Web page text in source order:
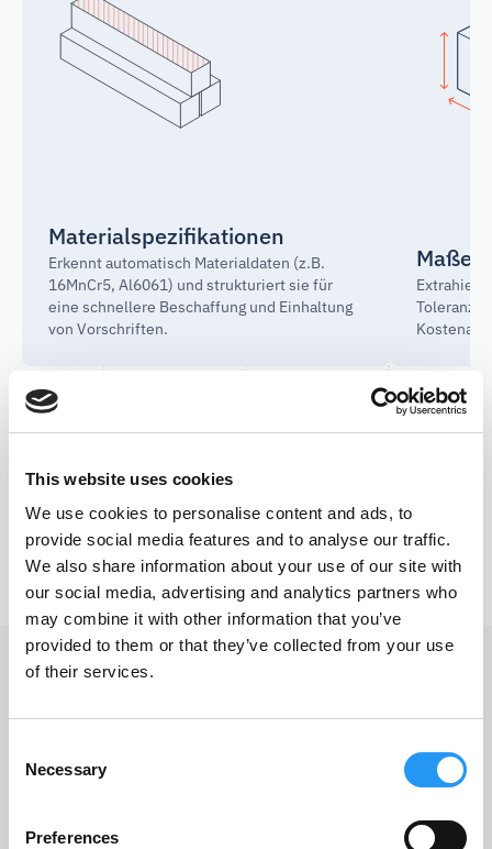
This website uses cookies
We use cookies to personalise content and ads, to
provide social media features and to analyse our traffic.
We also share information about your use of our site with
our social media, advertising and analytics partners who
may combine it with other information that you’ve
provided to them or that they’ve collected from your use
of their services.
Selection
Necessary
Preferences
Materialspezifikationen
Erkennt automatisch Materialdaten (z.B.
16MnCr5, Al6061) und strukturiert sie für
eine schnellere Beschaffung und Einhaltung
von Vorschriften.
Maße
Extrahiert
Wie senkt PartSpace AI die
Einkauf?